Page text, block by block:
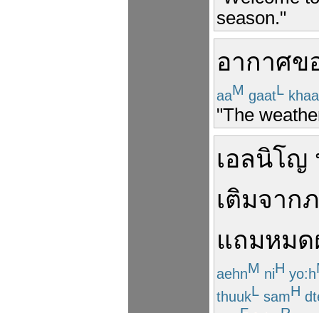
season."
อากาศข
aaM gaatL
"The
เอลนิโญ
เติมจาก
แถมหมด
aehnM niH yo:h
thuukL samH